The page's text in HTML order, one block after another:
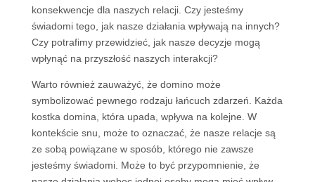
konsekwencje dla naszych relacji. Czy jesteśmy
świadomi tego, jak nasze działania wpływają na innych?
Czy potrafimy przewidzieć, jak nasze decyzje mogą
wpłynąć na przyszłość naszych interakcji?
Warto również zauważyć, że domino może
symbolizować pewnego rodzaju łańcuch zdarzeń. Każda
kostka domina, która upada, wpływa na kolejne. W
kontekście snu, może to oznaczać, że nasze relacje są
ze sobą powiązane w sposób, którego nie zawsze
jesteśmy świadomi. Może to być przypomnienie, że